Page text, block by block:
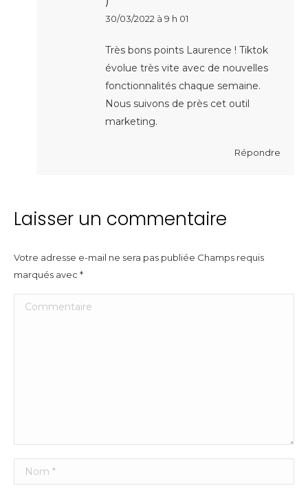
30/03/2022 à 9 h 01
Très bons points Laurence ! Tiktok
évolue très vite avec de nouvelles
fonctionnalités chaque semaine.
Nous suivons de près cet outil
marketing.
Répondre
Laisser un commentaire
Votre adresse e-mail ne sera pas publiée Champs requis
marqués avec *
Commentaire
Nom *